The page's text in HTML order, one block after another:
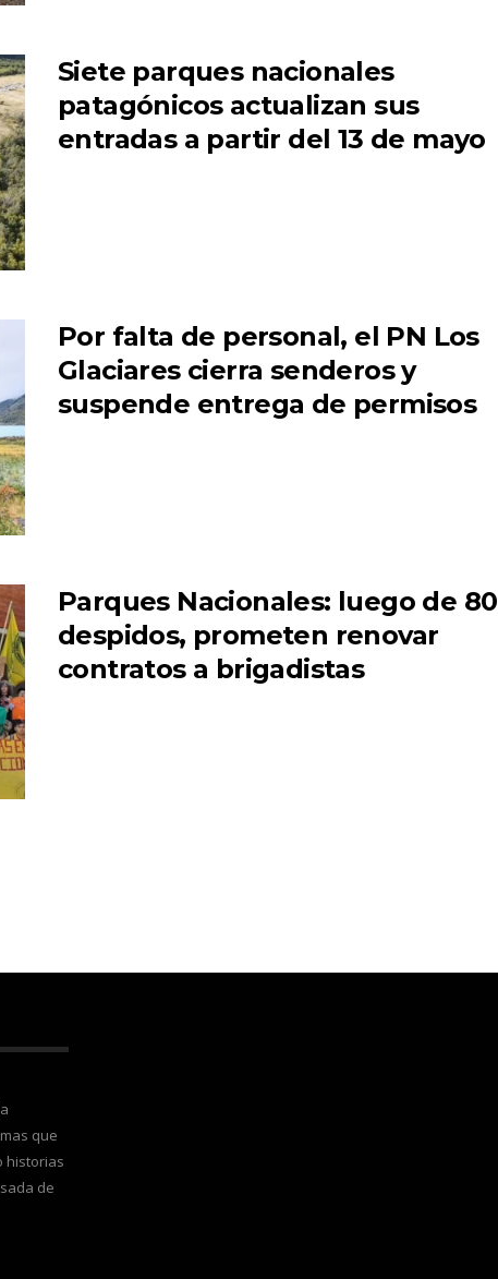
Siete parques nacionales
patagónicos actualizan sus
entradas a partir del 13 de mayo
Por falta de personal, el PN Los
Glaciares cierra senderos y
suspende entrega de permisos
Parques Nacionales: luego de 80
despidos, prometen renovar
contratos a brigadistas
que
historias
de